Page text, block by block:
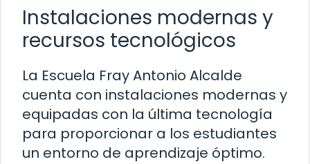
Instalaciones modernas y
recursos tecnológicos
La Escuela Fray Antonio Alcalde
cuenta con instalaciones modernas y
equipadas con la última tecnología
para proporcionar a los estudiantes
un entorno de aprendizaje óptimo.